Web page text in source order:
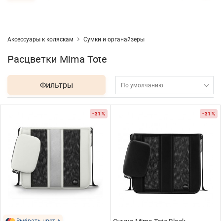
Аксессуары к коляскам Сумки и органайзеры
Расцветки Mima Tote
Фильтры По умолчанию
- 31 % - 31 %